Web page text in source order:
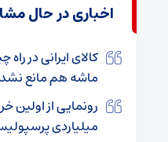
اخباری در حال
کالای ایرانی در
ماشه هم مانع نشد
میلیاردی